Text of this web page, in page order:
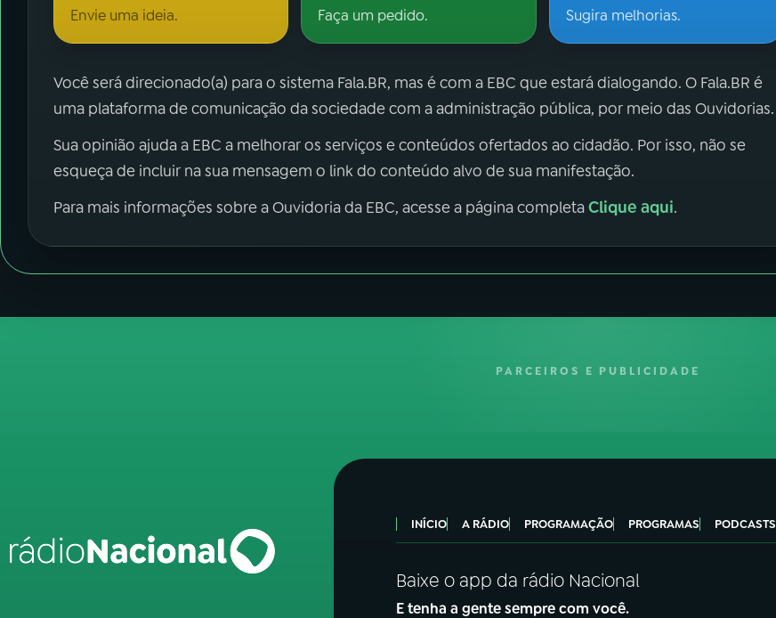
Envie uma ideia. Faça um pedido. Sugira melhorias.
Você será direcionado(a) para o sistema Fala.BR, mas é com a EBC que estará dialogando. O Fala.BR é
uma plataforma de comunicação da sociedade com a administração pública, por meio das Ouvidorias.
Sua opinião ajuda a EBC a melhorar os serviços e conteúdos ofertados ao cidadão. Por isso, não se
esqueça de incluir na sua mensagem o link do conteúdo alvo de sua manifestação.
Para mais informações sobre a Ouvidoria da EBC, acesse a página completaClique aqui.
PARCEIROS E PUBLICIDADE
INÍCIO A RÁDIO PROGRAMAÇÃO PROGRAMAS PODCASTS
Baixe o app da rádio Nacional
E tenha a gente sempre com você.